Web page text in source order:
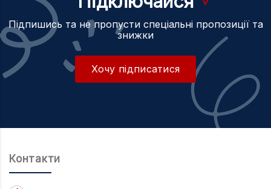
Підпишись та не пропусти спеціальні пропозиції та
знижки
Хочу підписатися
Контакти